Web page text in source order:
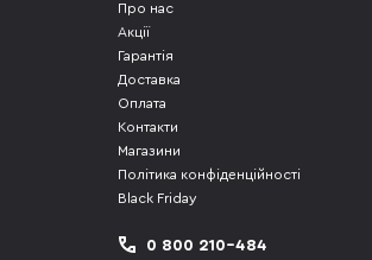
Про нас
Акції
Гарантія
Доставка
Оплата
Контакти
Магазини
Політика конфіденційності
Black Friday
0 800 210-484